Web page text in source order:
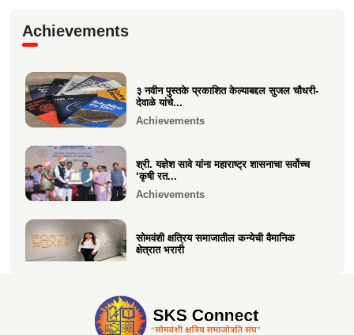
श्री. श्रीहास चुरी यांच्या आयईसीए फाउंडेशनच्या
पुरुष वृद्धाश...
Festive
Achievements
३ नवीन पुस्तके प्रकाशित केल्याबद्दल सुजल चौधरी-
देवाळे यांचे...
Achievements
श्री. यज्ञेश सावे यांना महाराष्ट्र शासनाचा सर्वोच्च
‘कृषी रत...
Achievements
सोमवंशी क्षत्रिय समाजातील कन्येची वैमानिक
क्षेत्रात भरारी
दिलीप हरीचंद्र वर्तक चटाळे यांचे एलएलबी परीक्षेत
यश